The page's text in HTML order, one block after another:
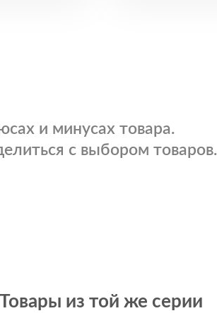
и минусах товара.
с выбором товаров.
Товары из той же серии